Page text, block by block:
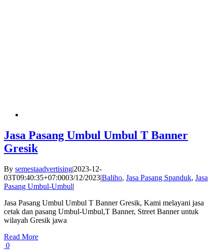
Jasa Pasang Umbul Umbul T Banner
Gresik
By semestaadvertising|2023-12-
03T09:40:35+07:0003/12/2023|Baliho, Jasa Pasang Spanduk, Jasa
Pasang Umbul-Umbul|
Jasa Pasang Umbul Umbul T Banner Gresik, Kami melayani jasa
cetak dan pasang Umbul-Umbul,T Banner, Street Banner untuk
wilayah Gresik jawa
Read More
0